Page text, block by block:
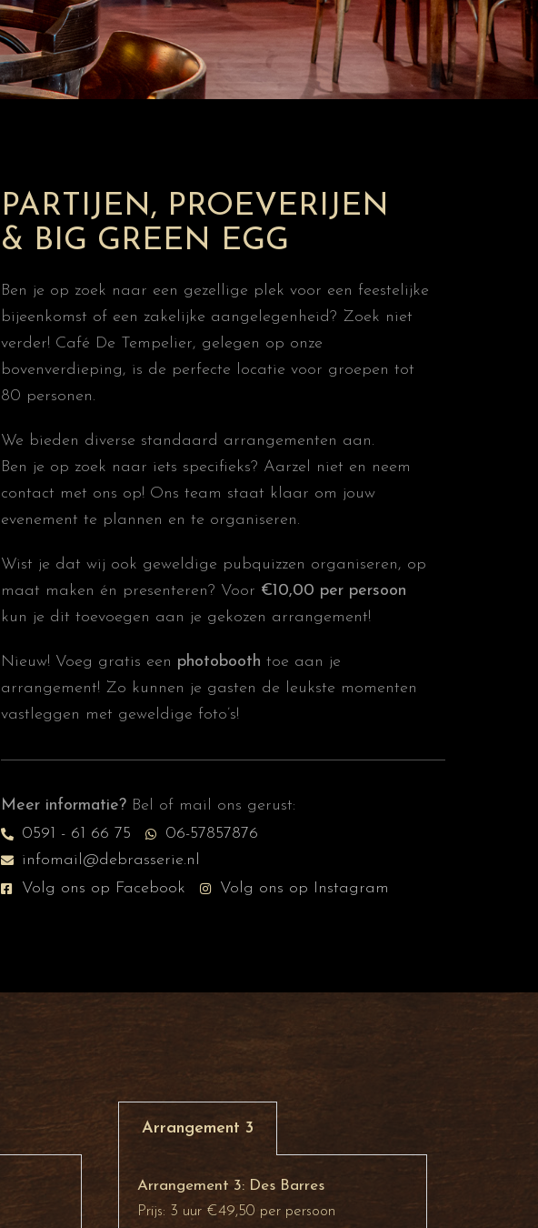
PARTIJEN, PROEVERIJEN
& BIG GREEN EGG
Ben je op zoek naar een gezellige plek voor een feestelijke
bijeenkomst of een zakelijke aangelegenheid? Zoek niet
verder! Café De Tempelier, gelegen op onze
bovenverdieping, is de perfecte locatie voor groepen tot
80 personen.
We bieden diverse standaard arrangementen aan.
Ben je op zoek naar iets specifieks? Aarzel niet en neem
contact met ons op! Ons team staat klaar om jouw
evenement te plannen en te organiseren.
Wist je dat wij ook geweldige pubquizzen organiseren, op
maat maken én presenteren? Voor €10,00 per persoon
kun je dit toevoegen aan je gekozen arrangement!
Nieuw! Voeg gratis een photobooth toe aan je
arrangement! Zo kunnen je gasten de leukste momenten
vastleggen met geweldige foto’s!
Meer informatie? Bel of mail ons gerust:
0591 - 61 66 75
06-57857876
infomail@debrasserie.nl
Volg ons op Facebook
Volg ons op Instagram
Arrangement 3
Arrangement 3: Des Barres
Prijs: 3 uur €49,50 per persoon